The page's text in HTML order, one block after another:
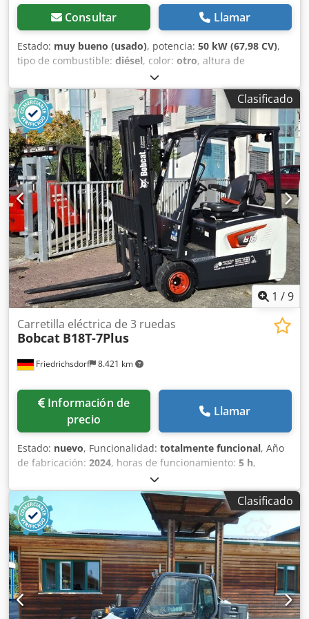
Consultar Llamar
Estado: muy bueno (usado), potencia: 50 kW (67,98 CV),
tipo de combustible: diésel, color: otro, altura de
, Año de fabricación:
funcionamiento:2.227 h, Año de fabricación: 2021 Peso en
vacío: 3.664 kg Dimensiones (L x An x Al): 337 x 173 x 198
cm Dirección: Bock Marca del motor: Bobcat Marcado CE: sí
Estado técnico: muy bueno Estado visual: muy bueno =
Otras opciones y accesorios = - 3er circuito hidráulico -
Ventilador = Observaciones = Tren de transmisión Norma /
Fase: Stage IV / Tier IV final Estado Tipo CE: CE Dksdpfx
Amsy D D Rze Sor Cabina cerrada con calefacción, control
por joystick SJC, orugas de goma nuevas, display deluxe
Clasificado
1 /9
Friedrichsdorf 8.421 km
Carretilla eléctrica de 3 ruedas
Bobcat B18T-7Plus
Información de
precio
Llamar
Estado: nuevo, Funcionalidad: totalmente funcional, Año
de fabricación: 2024, horas de funcionamiento: 5 h,
1.800 kg, altura de elevación:
mm, ascensor libre:1.540 mm, tipo de combustible:
eléctrico
triple, altura de construcción:
2.130 mm
6 kW (8,16 CV), anchura del
portahorquillas:902 mm, longitud de la horquilla:1.200
mm, peso en vacío:3.250 kg, longitud total:1.991 mm,
tipo de accionamiento:Elektro, ancho de construcción:
1.090 mm, Carretilla elevadora eléctrica de 3 ruedas
Centro de gravedad de la carga: 500 Anchura de la
horquilla: 100 mm Grosor de la horquilla: 35 mm Clase
Clasificado